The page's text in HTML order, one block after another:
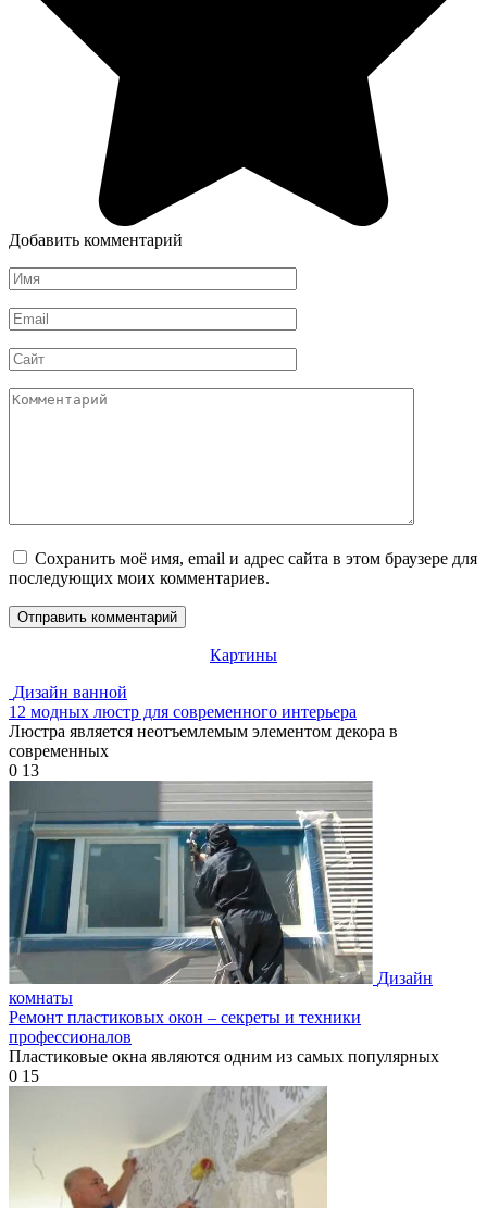
Добавить комментарий
Имя
*
Email
*
Сайт
Комментарий
Сохранить моё имя, email и адрес сайта в этом браузере для
последующих моих комментариев.
Картины
Дизайн ванной
12 модных люстр для современного интерьера
Люстра является неотъемлемым элементом декора в
современных
0 13
Дизайн
комнаты
Ремонт пластиковых окон – секреты и техники
профессионалов
Пластиковые окна являются одним из самых популярных
0 15